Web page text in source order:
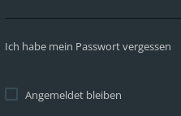
Ich habe mein Passwort vergessen
Angemeldet bleiben